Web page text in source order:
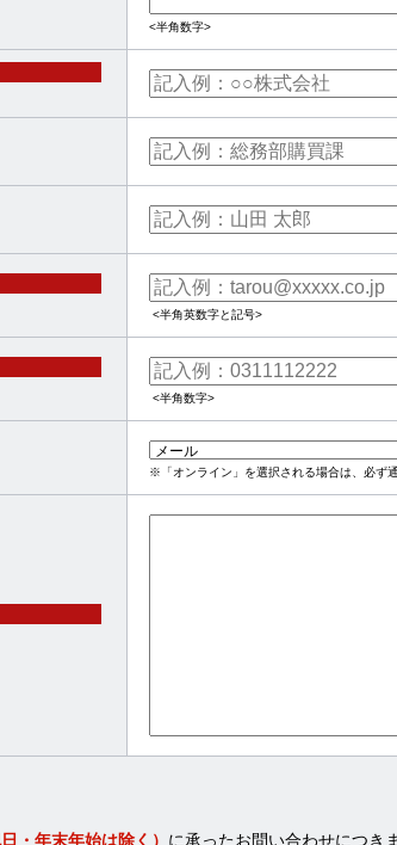
<半角数字>
<半角英数字と記号>
<半角数字>
※「オンライン」を選択される場合は、必ず
・年末年始は除く） に承ったお問い合わせにつき